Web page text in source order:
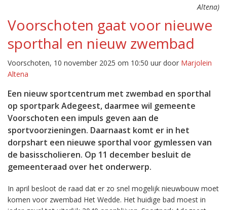
Altena)
Voorschoten gaat voor nieuwe
sporthal en nieuw zwembad
Voorschoten, 10 november 2025 om 10:50 uur door Marjolein
Altena
Een nieuw sportcentrum met zwembad en sporthal
op sportpark Adegeest, daarmee wil gemeente
Voorschoten een impuls geven aan de
sportvoorzieningen. Daarnaast komt er in het
dorpshart een nieuwe sporthal voor gymlessen van
de basisscholieren. Op 11 december besluit de
gemeenteraad over het onderwerp.
In april besloot de raad dat er zo snel mogelijk nieuwbouw moet
komen voor zwembad Het Wedde. Het huidige bad moest in